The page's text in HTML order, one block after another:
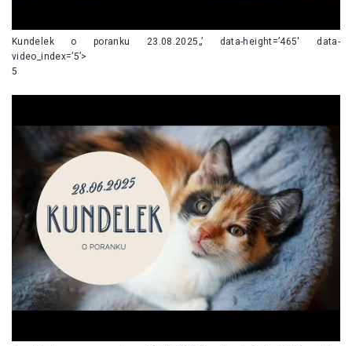
Kundelek o poranku 23.08.2025„’ data-height=’465′ data-
video_index=’5’>
5